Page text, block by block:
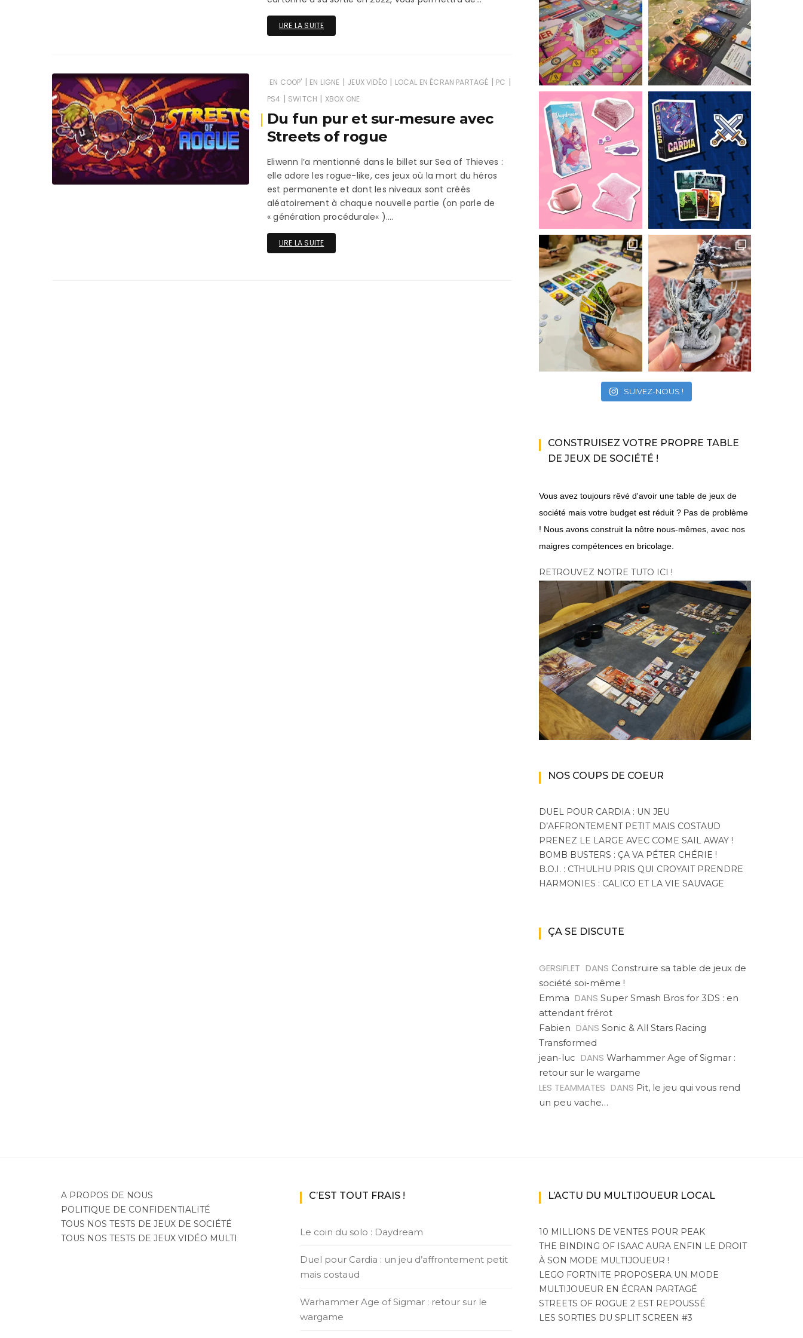
LIRE LA SUITE
EN COOP' | EN LIGNE | JEUX VIDÉO | LOCAL EN ÉCRAN PARTAGÉ | PC |
PS4 | SWITCH | XBOX ONE
Du fun pur et sur-mesure avec
Streets of rogue
Eliwenn l’a mentionné dans le billet sur Sea of Thieves :
elle adore les rogue-like, ces jeux où la mort du héros
est permanente et dont les niveaux sont créés
aléatoirement à chaque nouvelle partie (on parle de
« génération procédurale« )….
LIRE LA SUITE
SUIVEZ-NOUS !
CONSTRUISEZ VOTRE PROPRE TABLE
DE JEUX DE SOCIÉTÉ !
Vous avez toujours rêvé d'avoir une table de jeux de
société mais votre budget est réduit ? Pas de problème
! Nous avons construit la nôtre nous-mêmes, avec nos
maigres compétences en bricolage.
RETROUVEZ NOTRE TUTO ICI !
NOS COUPS DE COEUR
DUEL POUR CARDIA : UN JEU
D’AFFRONTEMENT PETIT MAIS COSTAUD
PRENEZ LE LARGE AVEC COME SAIL AWAY !
BOMB BUSTERS : ÇA VA PÉTER CHÉRIE !
B.O.I. : CTHULHU PRIS QUI CROYAIT PRENDRE
HARMONIES : CALICO ET LA VIE SAUVAGE
ÇA SE DISCUTE
GERSIFLET DANS Construire sa table de jeux de
société soi-même !
Emma DANS Super Smash Bros for 3DS : en
attendant frérot
Fabien DANS Sonic & All Stars Racing
Transformed
jean-luc DANS Warhammer Age of Sigmar :
retour sur le wargame
LES TEAMMATES DANS Pit, le jeu qui vous rend
un peu vache…
A PROPOS DE NOUS
POLITIQUE DE CONFIDENTIALITÉ
TOUS NOS TESTS DE JEUX DE SOCIÉTÉ
TOUS NOS TESTS DE JEUX VIDÉO MULTI
C’EST TOUT FRAIS !
Le coin du solo : Daydream
Duel pour Cardia : un jeu d’affrontement petit
mais costaud
Warhammer Age of Sigmar : retour sur le
wargame
L’ACTU DU MULTIJOUEUR LOCAL
10 MILLIONS DE VENTES POUR PEAK
THE BINDING OF ISAAC AURA ENFIN LE DROIT
À SON MODE MULTIJOUEUR !
LEGO FORTNITE PROPOSERA UN MODE
MULTIJOUEUR EN ÉCRAN PARTAGÉ
STREETS OF ROGUE 2 EST REPOUSSÉ
LES SORTIES DU SPLIT SCREEN #3